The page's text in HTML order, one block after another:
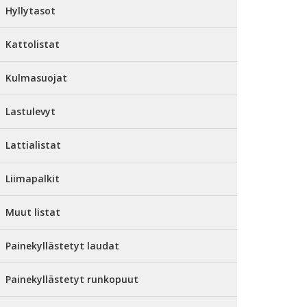
Hyllytasot
Kattolistat
Kulmasuojat
Lastulevyt
Lattialistat
Liimapalkit
Muut listat
Painekyllästetyt laudat
Painekyllästetyt runkopuut